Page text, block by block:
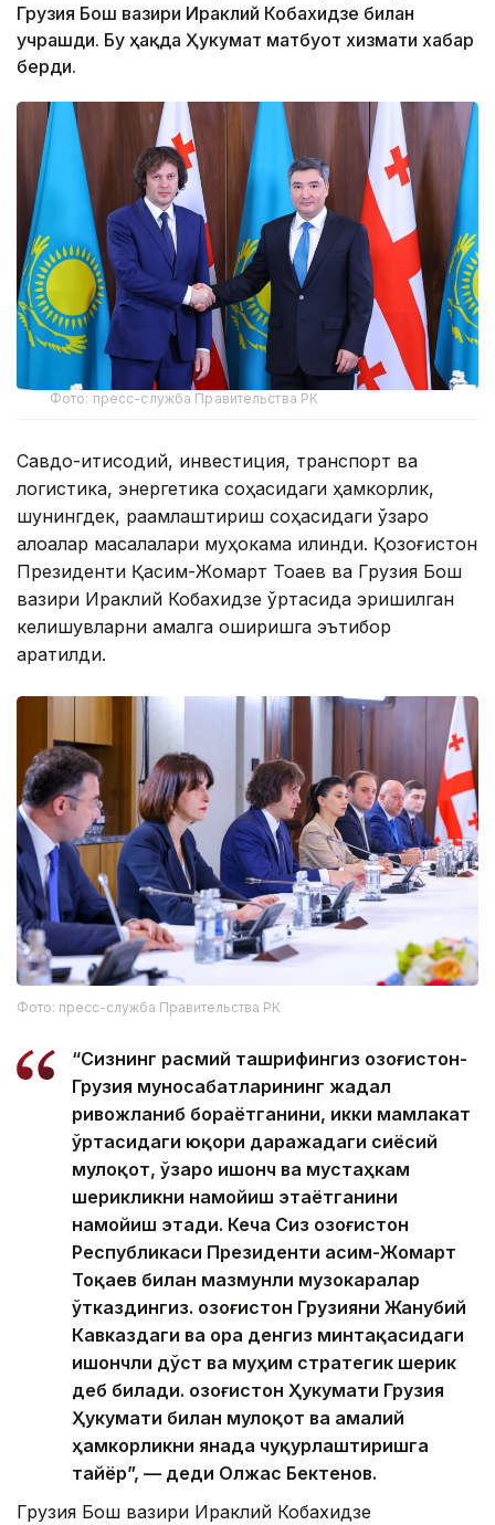
Грузия Бош вазири Ираклий Кобахидзе билан
учрашди. Бу ҳақда Ҳукумат матбуот хизмати хабар
берди.
Фото: пресс-служба Правительства РК
Савдо-иқтисодий, инвестиция, транспорт ва
логистика, энергетика соҳасидаги ҳамкорлик,
шунингдек, рақамлаштириш соҳасидаги ўзаро
алоқалар масалалари муҳокама қилинди. Қозоғистон
Президенти Қасим-Жомарт Тоқаев ва Грузия Бош
вазири Ираклий Кобахидзе ўртасида эришилган
келишувларни амалга оширишга эътибор
қаратилди.
Фото: пресс-служба Правительства РК
“Сизнинг расмий ташрифингиз Қозоғистон-
Грузия муносабатларининг жадал
ривожланиб бораётганини, икки мамлакат
ўртасидаги юқори даражадаги сиёсий
мулоқот, ўзаро ишонч ва мустаҳкам
шерикликни намойиш этаётганини
намойиш этади. Кеча Сиз Қозоғистон
Республикаси Президенти Қасим-Жомарт
Тоқаев билан мазмунли музокаралар
ўтказдингиз. Қозоғистон Грузияни Жанубий
Кавказдаги ва Қора денгиз минтақасидаги
ишончли дўст ва муҳим стратегик шерик
деб билади. Қозоғистон Ҳукумати Грузия
Ҳукумати билан мулоқот ва амалий
ҳамкорликни янада чуқурлаштиришга
тайёр”, — деди Олжас Бектенов.
Грузия Бош вазири Ираклий Кобахидзе